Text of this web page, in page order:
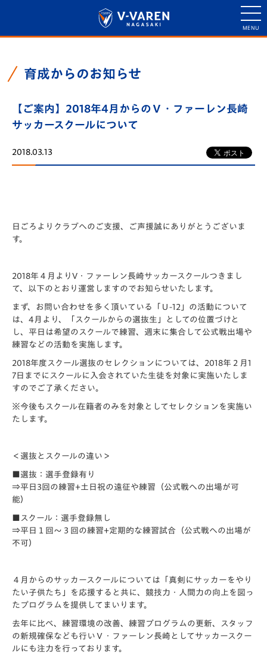
育成からのお知らせ
【ご案内】2018年4月からのＶ・ファーレン長崎
サッカースクールについて
2018.03.13
日ごろよりクラブへのご支援、ご声援誠にありがとうございま
す。
2018年４月よりV・ファーレン長崎サッカースクールつきまし
て、以下のとおり運営しますのでお知らせいたします。
まず、お問い合わせを多く頂いている「Ｕ-12」の活動について
は、4月より、「スクールからの選抜生」としての位置づけと
し、平日は希望のスクールで練習、週末に集合して公式戦出場や
練習などの活動を実施します。
2018年度スクール選抜のセレクションについては、2018年２月1
7日までにスクールに入会されていた生徒を対象に実施いたしま
すのでご了承ください。
※今後もスクール在籍者のみを対象としてセレクションを実施い
たします。
＜選抜とスクールの違い＞
■選抜：選手登録有り
⇒平日3回の練習+土日祝の遠征や練習（公式戦への出場が可
能）
■スクール：選手登録無し
⇒平日１回～３回の練習+定期的な練習試合（公式戦への出場が
不可）
４月からのサッカースクールについては「真剣にサッカーをやり
たい子供たち」を応援すると共に、競技力・人間力の向上を図っ
たプログラムを提供してまいります。
去年に比べ、練習環境の改善、練習プログラムの更新、スタッフ
の新規確保なども行いＶ・ファーレン長崎としてサッカースクー
ルにも注力を行っております。